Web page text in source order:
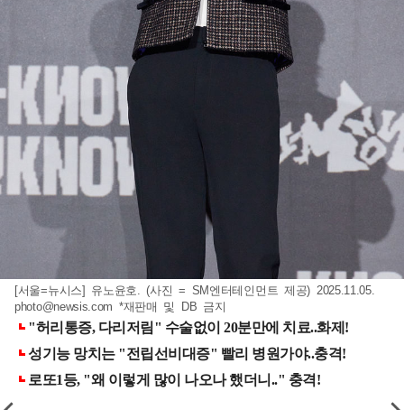
[서울=뉴시스] 유노윤호. (사진 = SM엔터테인먼트 제공) 2025.11.05.
photo@newsis.com *재판매 및 DB 금지